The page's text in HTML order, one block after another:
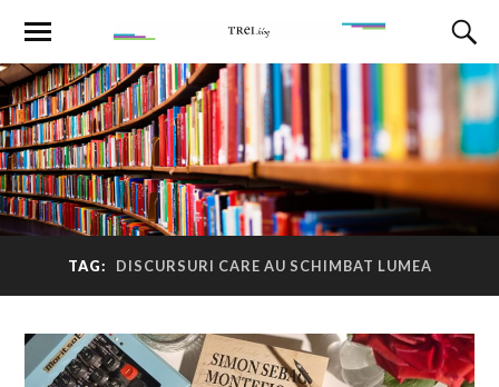
TAG: DISCURSURI CARE AU SCHIMBAT LUMEA